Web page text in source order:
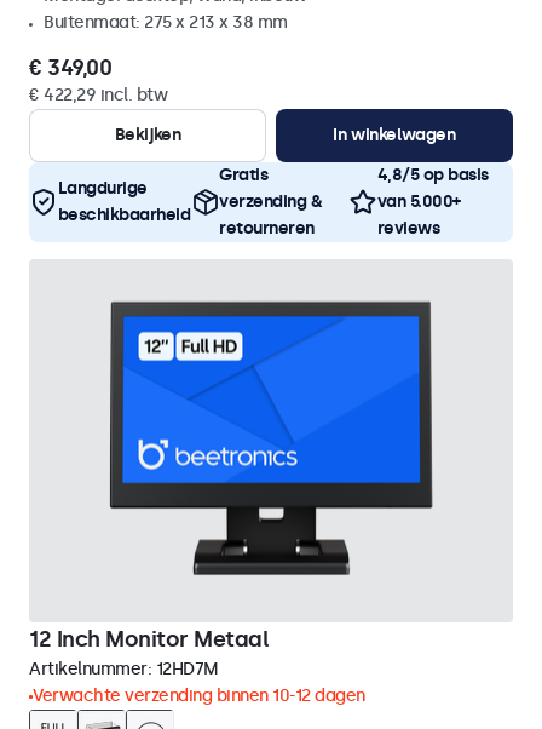
Buitenmaat: 275 x 213 x 38 mm
€ 349,00
€ 422,29 incl. btw
Bekijken
In winkelwagen
Langdurige
beschikbaarheid
Gratis
verzending &
retourneren
4,8/5 op basis
van 5.000+
reviews
12 Inch Monitor Metaal
Artikelnummer: 12HD7M
Verwachte verzending binnen 10-12 dagen